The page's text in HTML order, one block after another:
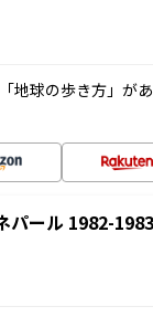
地球の歩き方」が
ール 1982-1983